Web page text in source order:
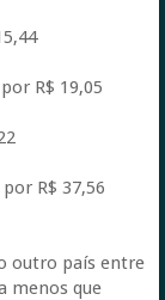
R$ 19,05
por R$ 37,56
outro país entre
menos que